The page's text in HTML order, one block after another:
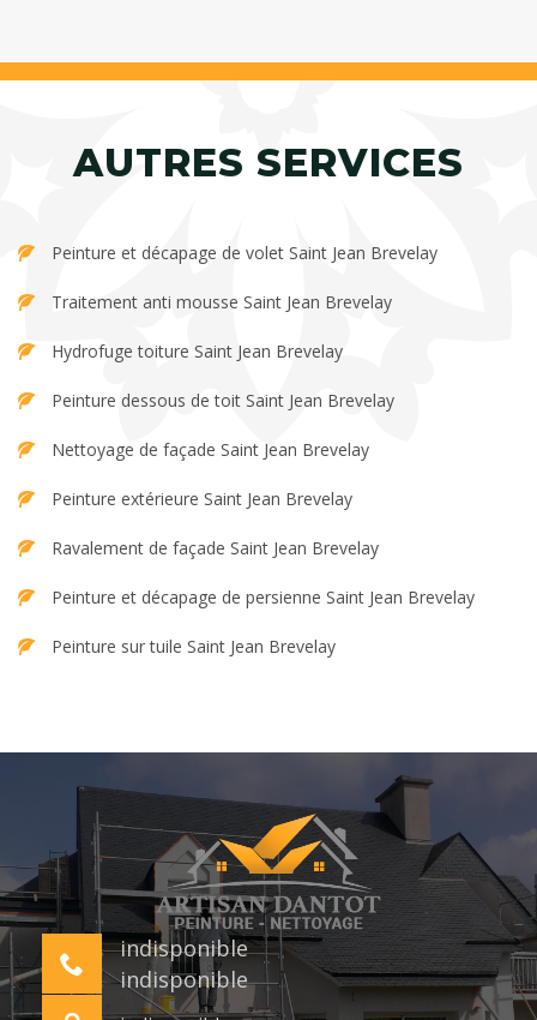
AUTRES SERVICES
Peinture et décapage de volet Saint Jean Brevelay
Traitement anti mousse Saint Jean Brevelay
Hydrofuge toiture Saint Jean Brevelay
Peinture dessous de toit Saint Jean Brevelay
Nettoyage de façade Saint Jean Brevelay
Peinture extérieure Saint Jean Brevelay
Ravalement de façade Saint Jean Brevelay
Peinture et décapage de persienne Saint Jean Brevelay
Peinture sur tuile Saint Jean Brevelay
indisponible
indisponible